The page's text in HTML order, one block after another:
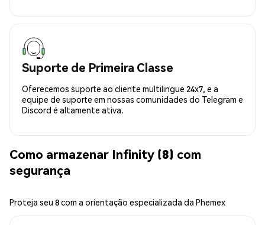
Suporte de Primeira Classe
Oferecemos suporte ao cliente multilingue 24x7, e a
equipe de suporte em nossas comunidades do Telegram e
Discord é altamente ativa.
Como armazenar Infinity (8) com
segurança
Proteja seu 8 com a orientação especializada da Phemex